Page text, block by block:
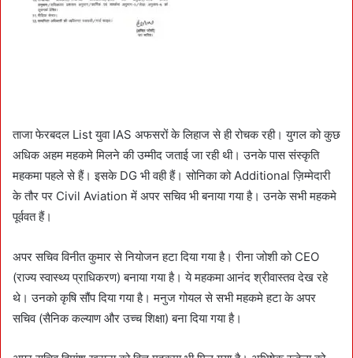
ताजा फेरबदल List युवा IAS अफसरों के लिहाज से ही रोचक रही। युगल को कुछ
अधिक अहम महकमे मिलने की उम्मीद जताई जा रही थी। उनके पास संस्कृति
महकमा पहले से हैं। इसके DG भी वही हैं। सोनिका को Additional ज़िम्मेदारी
के तौर पर Civil Aviation में अपर सचिव भी बनाया गया है। उनके सभी महकमे
पूर्ववत हैं।
अपर सचिव विनीत कुमार से नियोजन हटा दिया गया है। रीना जोशी को CEO
(राज्य स्वास्थ्य प्राधिकरण) बनाया गया है। ये महकमा आनंद श्रीवास्तव देख रहे
थे। उनको कृषि सौंप दिया गया है। मनुज गोयल से सभी महकमे हटा के अपर
सचिव (सैनिक कल्याण और उच्च शिक्षा) बना दिया गया है।